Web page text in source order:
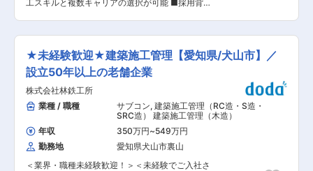
工スキルと複数キャリアの選択が可能 ■採用背景
あるカヤバ株式会社の1次請けをしております。
ショックアブソーバー等、タイヤ関連の商品が主
商品となるため、EV化の影響も受けずらく売上も
安定しております。今回はそんな当社で、さらな
る需要に応える為、製造スタッフとして活躍いた
だける方を募集しております。 ■職務内容 自動
車部品、金属プレス加工部品、二輪車部品等を扱
う当社にて、製造スタッフとして下記業務に従事
頂きます。 ■業務詳細 ・プレス金型の交換・段
取り、および鋼材準備の管理 ・プレス加工実務
・プレス製品の検査・測定 ・その他、製品製造に
必要な加工（ボール盤、旋盤や研磨機等での機械
★未経験歓迎★建築施工管理【愛知県/犬山市】／
設立50年以上の老舗企業
株式会社林鉄工所
業種 / 職種
サブコン, 建築施工管理（RC造・S造・
SRC造） 建築施工管理（木造）
年収
350万円~549万円
勤務地
愛知県犬山市裏山
＜業界・職種未経験歓迎！＞＜未経験でご入社さ